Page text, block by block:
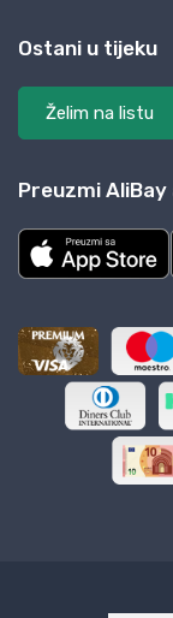
Ostani u tijeku
Želim na listu
Preuzmi AliBay